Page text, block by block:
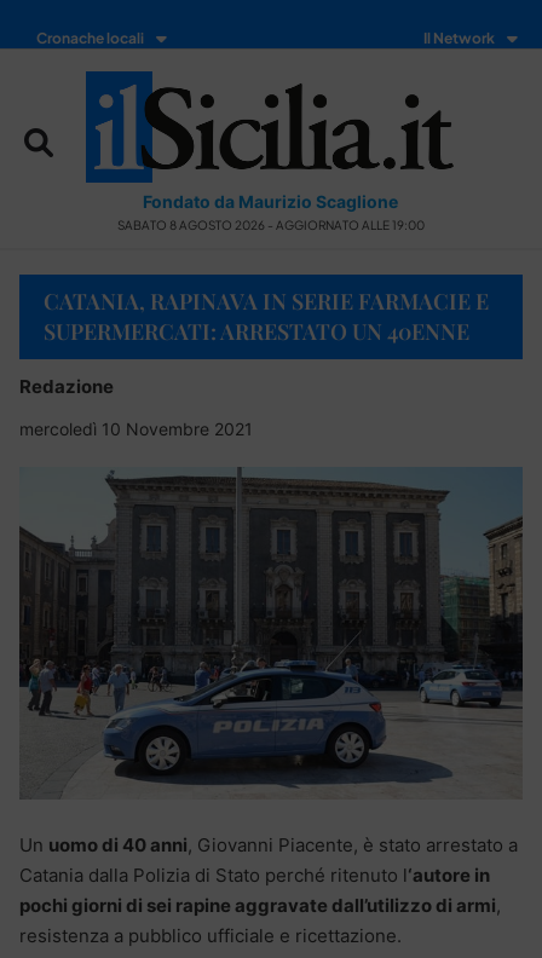
Cronache locali Il Network
Fondato da Maurizio Scaglione
SABATO 8 AGOSTO 2026 - AGGIORNATO ALLE 19:00
CATANIA, RAPINAVA IN SERIE FARMACIE E
SUPERMERCATI: ARRESTATO UN 40ENNE
Redazione
mercoledì 10 Novembre 2021
Un uomo di 40 anni, Giovanni Piacente, è stato arrestato a
Catania dalla Polizia di Stato perché ritenuto l‘autore in
pochi giorni di sei rapine aggravate dall’utilizzo di armi,
resistenza a pubblico ufficiale e ricettazione.